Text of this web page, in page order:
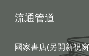
流通管道
國家書店(另開新視